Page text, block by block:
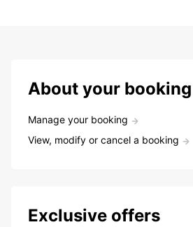
About your booking
Manage your booking
View, modify or cancel a booking
Exclusive offers